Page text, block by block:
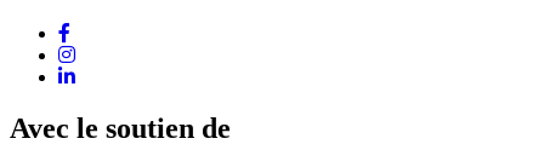
Avec le soutien de